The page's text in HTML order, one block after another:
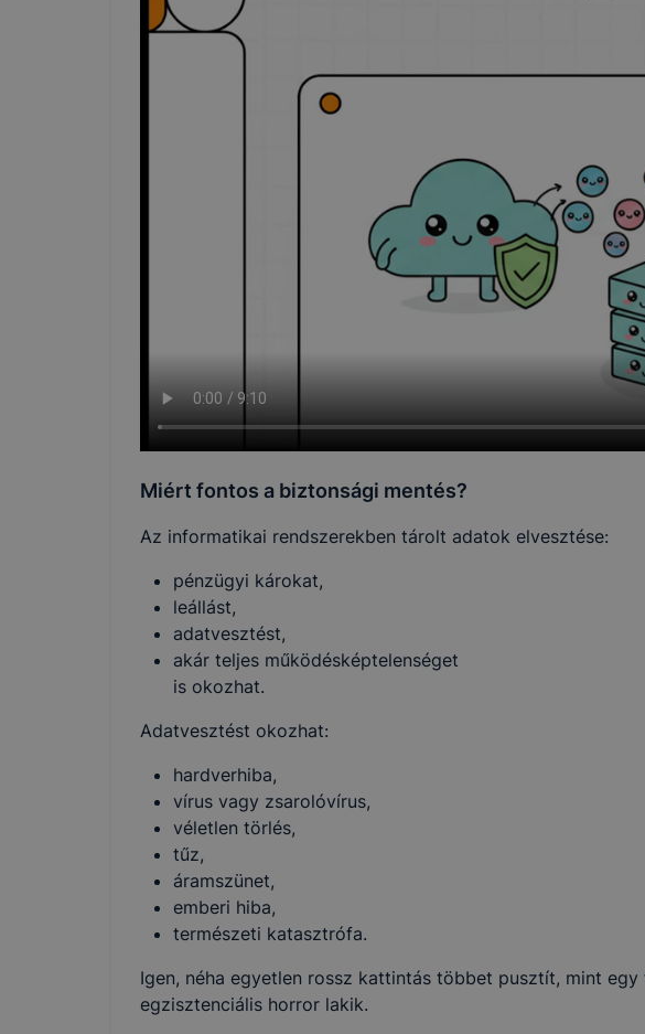
Miért fontos a biztonsági mentés?
Az informatikai rendszerekben tárolt adatok elvesztése:
pénzügyi károkat,
leállást,
adatvesztést,
akár teljes működésképtelenséget
is okozhat.
Adatvesztést okozhat:
hardverhiba,
vírus vagy zsarolóvírus,
véletlen törlés,
tűz,
áramszünet,
emberi hiba,
természeti katasztrófa.
Igen, néha egyetlen rossz kattintás többet pusztít, mint
egzisztenciális horror lakik.